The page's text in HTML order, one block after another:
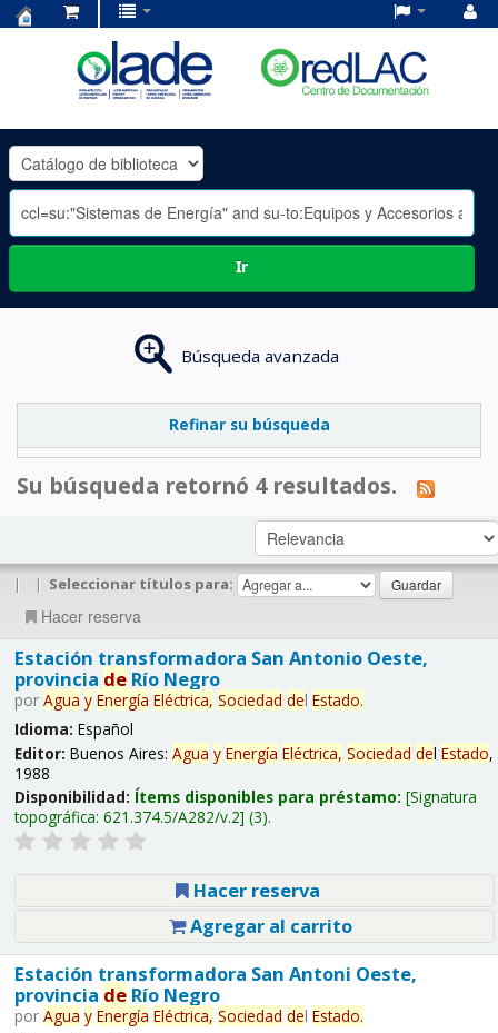
OLADE
-
Ir
Búsqueda avanzada
Refinar su búsqueda
Su búsqueda retornó 4 resultados.
| | Seleccionar títulos para:
Hacer reserva
Estación transformadora San Antonio Oeste,
provincia deRío Negro
por Agua y Energía Eléctrica, Sociedad del Estado.
Idioma: Español
Editor: Buenos Aires: Agua y Energía Eléctrica, Sociedad del Estado,
1988
Disponibilidad: Ítems disponibles para préstamo: Signatura
topográfica: 621.374.5/A282/v.2 (3).
Hacer reserva
Agregar al carrito
Estación transformadora San Antoni Oeste,
provincia deRío Negro
por Agua y Energía Eléctrica, Sociedad del Estado.